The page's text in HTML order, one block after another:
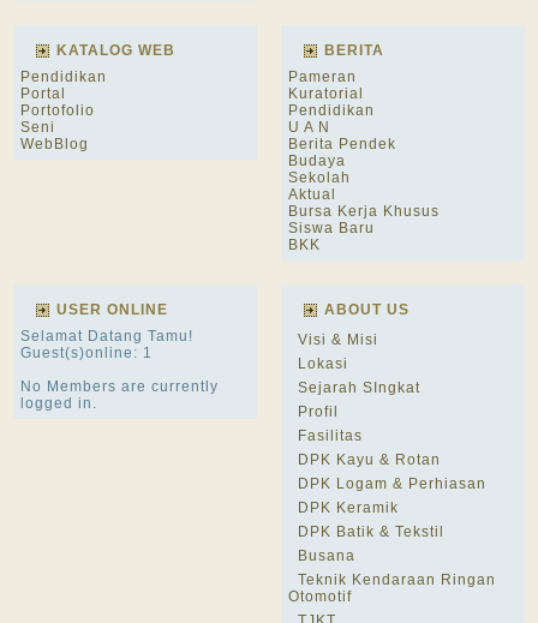
KATALOG WEB
Pendidikan
Portal
Portofolio
Seni
WebBlog
BERITA
Pameran
Kuratorial
Pendidikan
U A N
Berita Pendek
Budaya
Sekolah
Aktual
Bursa Kerja Khusus
Siswa Baru
BKK
USER ONLINE
Selamat Datang Tamu!
Guest(s)online: 1
No Members are currently
logged in.
ABOUT US
Visi & Misi
Lokasi
Sejarah SIngkat
Profil
Fasilitas
DPK Kayu & Rotan
DPK Logam & Perhiasan
DPK Keramik
DPK Batik & Tekstil
Busana
Teknik Kendaraan Ringan
Otomotif